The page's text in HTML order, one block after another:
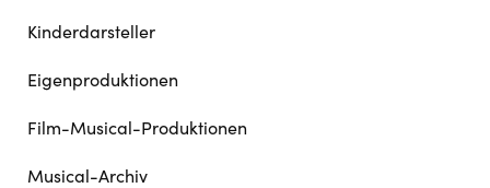
Kinderdarsteller
Eigenproduktionen
Film-Musical-Produktionen
Musical-Archiv